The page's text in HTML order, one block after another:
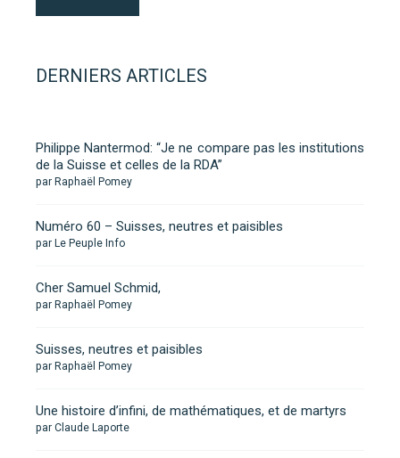
DERNIERS ARTICLES
Philippe Nantermod: “Je ne compare pas les institutions
de la Suisse et celles de la RDA”
par Raphaël Pomey
Numéro 60 – Suisses, neutres et paisibles
par Le Peuple Info
Cher Samuel Schmid,
par Raphaël Pomey
Suisses, neutres et paisibles
par Raphaël Pomey
Une histoire d’infini, de mathématiques, et de martyrs
par Claude Laporte